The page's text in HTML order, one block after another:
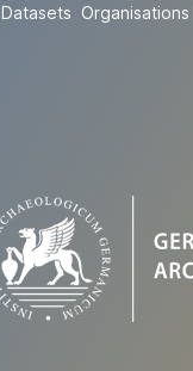
Datasets Organisations